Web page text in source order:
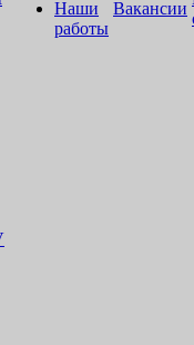
Наши
работы
Вакансии